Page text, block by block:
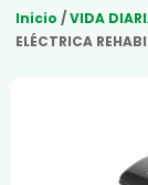
Movilidad
Inicio /VIDA
ELÉCTRICA